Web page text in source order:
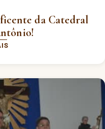
da Catedral